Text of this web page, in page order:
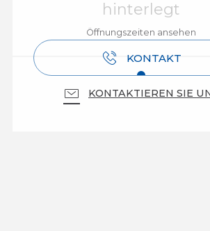
hinterlegt
Öffnungszeiten ansehen
KONTAKT
KONTAKTIEREN SIE